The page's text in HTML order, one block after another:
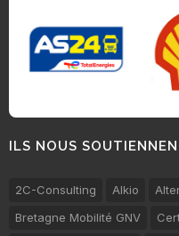
ILS NOUS
2C-Consulting Alkio
Bretagne Mobilité GNV